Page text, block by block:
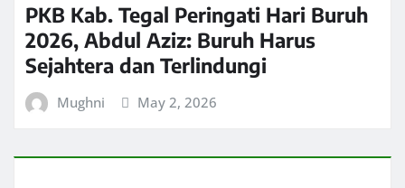
PKB Kab. Tegal Peringati Hari Buruh
2026, Abdul Aziz: Buruh Harus
Sejahtera dan Terlindungi
Mughni May 2, 2026